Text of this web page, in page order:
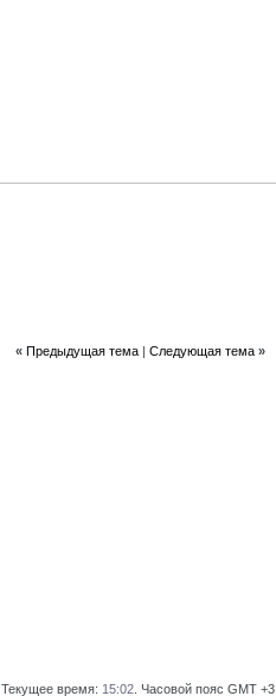
« Предыдущая тема| Следующая тема »
Текущее время: 15:02 . Часовой пояс GMT +3.